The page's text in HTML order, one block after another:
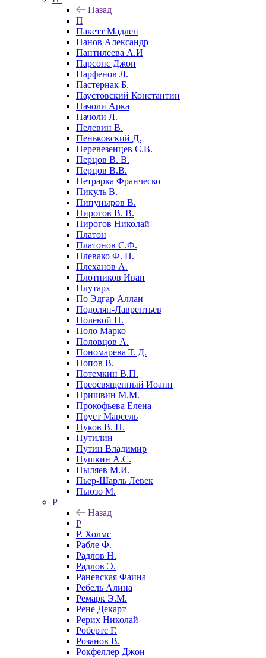
Назад
П
Пакетт Мадлен
Панов Александр
Пантилеева А.И
Парсонс Джон
Парфенов Л.
Пастернак Б.
Паустовский Константин
Пачоли Арка
Пачоли Л.
Пелевин В.
Пеньковский Д.
Перевезенцев С.В.
Перцов В. В.
Перцов В.В.
Петрарка Франческо
Пикуль В.
Пипуныров В.
Пирогов В. В.
Пирогов Николай
Платон
Платонов С.Ф.
Плевако Ф. Н.
Плеханов А.
Плотников Иван
Плутарх
По Эдгар Аллан
Подолян-Лаврентьев
Полевой Н.
Поло Марко
Половцов А.
Пономарева Т. Д.
Попов В.
Потемкин В.П.
Преосвященный Иоанн
Пришвин М.М.
Прокофьева Елена
Пруст Марсель
Пуков В. Н.
Путилин
Путин Владимир
Пушкин А.С.
Пыляев М.И.
Пьер-Шарль Левек
Пьюзо М.
Р
Назад
Р
Р. Холмс
Рабле Ф.
Радлов Н.
Радлов Э.
Раневская Фаина
Ребель Алина
Ремарк Э.М.
Рене Декарт
Рерих Николай
Робертс Г.
Розанов В.
Рокфеллер Джон